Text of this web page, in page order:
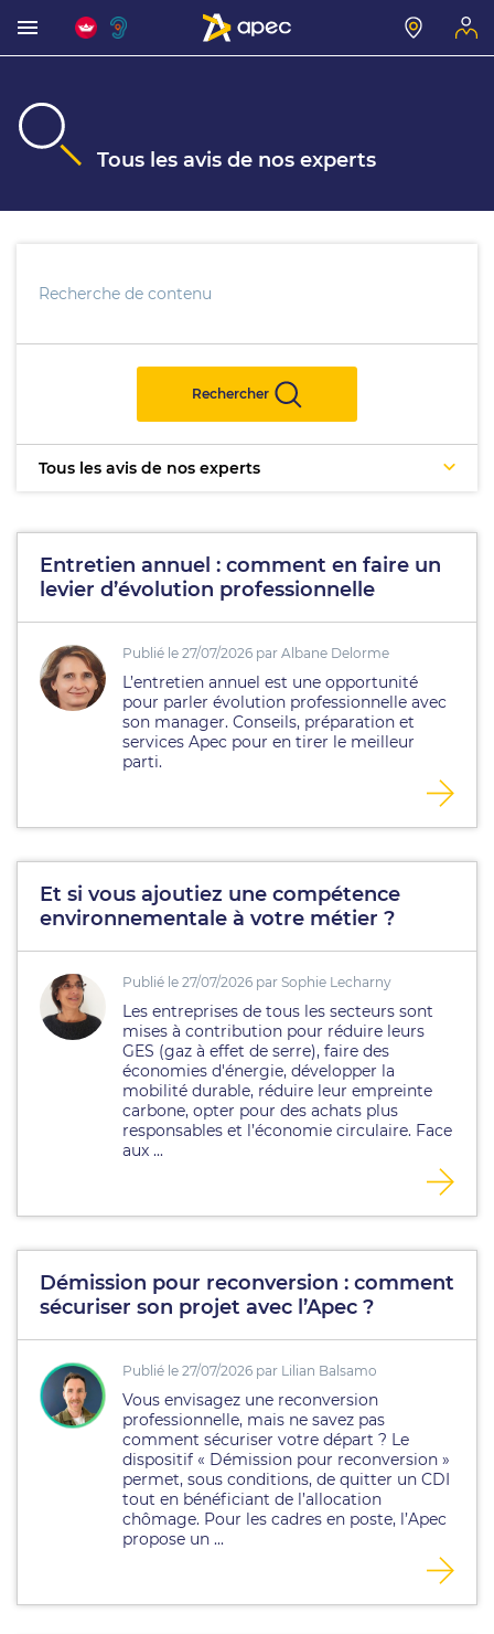
Tous les avis de nos experts
Rechercher
Tous les avis de nos experts
Entretien annuel : comment en faire un
levier d’évolution professionnelle
Publié le 27/07/2026 par Albane Delorme
L’entretien annuel est une opportunité
pour parler évolution professionnelle avec
son manager. Conseils, préparation et
services Apec pour en tirer le meilleur
parti.
Et si vous ajoutiez une compétence
environnementale à votre métier ?
Publié le 27/07/2026 par Sophie Lecharny
Les entreprises de tous les secteurs sont
mises à contribution pour réduire leurs
GES (gaz à effet de serre), faire des
économies d'énergie, développer la
mobilité durable, réduire leur empreinte
carbone, opter pour des achats plus
responsables et l’économie circulaire. Face
aux ...
Démission pour reconversion : comment
sécuriser son projet avec l’Apec ?
Publié le 27/07/2026 par Lilian Balsamo
Vous envisagez une reconversion
professionnelle, mais ne savez pas
comment sécuriser votre départ ? Le
dispositif « Démission pour reconversion »
permet, sous conditions, de quitter un CDI
tout en bénéficiant de l’allocation
chômage. Pour les cadres en poste, l’Apec
propose un ...